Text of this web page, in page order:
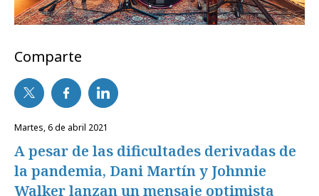
Comparte
martes, 6 de abril 2021
A pesar de las dificultades derivadas de
la pandemia, Dani Martín y Johnnie
Walker lanzan un mensaje optimista